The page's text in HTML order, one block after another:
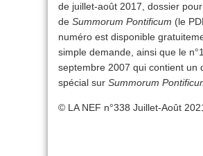
de juillet-août 2017, dossier
de Summorum Pontificum (le
numéro est disponible
simple demande, ainsi que le
septembre 2007 qui contient un
spécial sur Summorum
© LA NEF n°338 Juillet-Août